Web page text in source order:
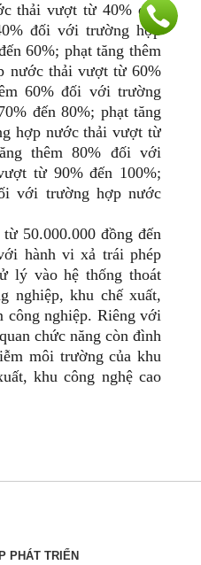
thải vượt từ 40% đến
đối với trường hợp
60%; phạt tăng thêm
nước thải vượt từ 60%
60% đối với trường
đến 80%; phạt tăng
hợp nước thải vượt từ
thêm 80% đối với
từ 90% đến 100%;
với trường hợp nước
50.000.000 đồng đến
hành vi xả trái phép
lý vào hệ thống thoát
nghiệp, khu chế xuất,
công nghiệp. Riêng với
chức năng còn đình
môi trường của khu
khu công nghệ cao
PHÁT TRIỂN